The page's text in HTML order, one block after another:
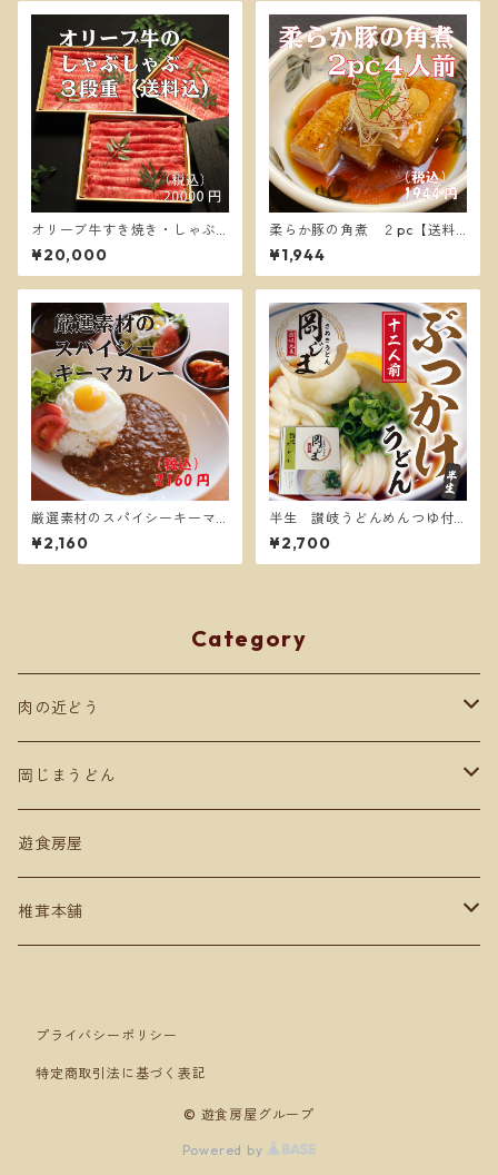
オリーブ牛すき焼き・しゃぶ
しゃぶ三段重【送料無料】
¥20,000
柔らか豚の角煮 ２pc【送料
別】
¥1,944
厳選素材のスパイシーキーマ
カレー4食【送料別】
¥2,160
半生 讃岐うどんめんつゆ付
き１２人前ぶっかけうどん
¥2,700
Category
肉の近どう
肉商品
岡じまうどん
ギフト贈答用
遊食房屋
椎茸本舗
プライバシーポリシー
特定商取引法に基づく表記
© 遊食房屋グループ
Powered by